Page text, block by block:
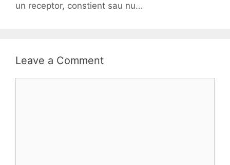
un receptor, constient sau nu…
Leave a Comment